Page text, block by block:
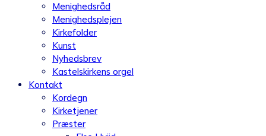
Menighedsråd
Menighedsplejen
Kirkefolder
Kunst
Nyhedsbrev
Kastelskirkens orgel
Kontakt
Kordegn
Kirketjener
Præster